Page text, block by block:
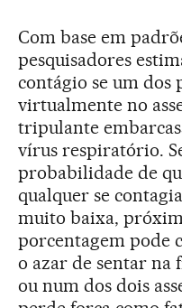
Com base em
pesquisadores
contágio se um dos
virtualmente no
tripulante
vírus respiratório.
probabilidade de
qualquer se
muito baixa,
porcentagem pode
o azar de sentar na
ou num dos dois